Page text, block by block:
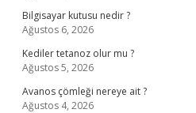
Bilgisayar kutusu nedir ?
Ağustos 6, 2026
Kediler tetanoz olur mu ?
Ağustos 5, 2026
Avanos çömleği nereye ait ?
Ağustos 4, 2026